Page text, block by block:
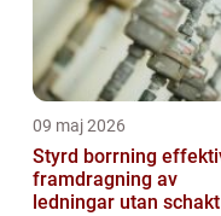
09 maj 2026
Styrd borrning effektiv
framdragning av
ledningar utan schakt